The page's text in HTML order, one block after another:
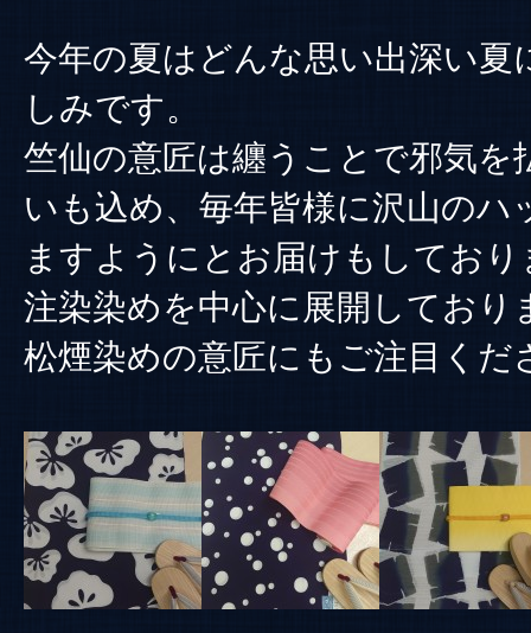
今年の夏はどんな思い出深い夏
しみです。
竺仙の意匠は纏うことで邪気を
いも込め、毎年皆様に沢山のハ
ますようにとお届けもしており
注染染めを中心に展開しており
松煙染めの意匠にもご注目くだ